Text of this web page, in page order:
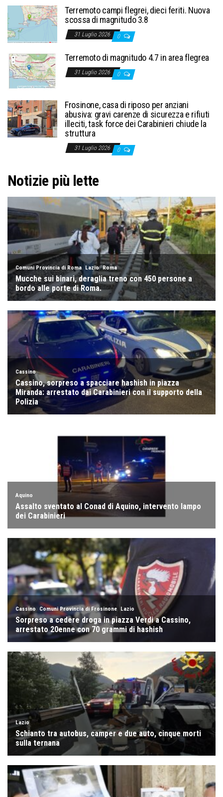
Terremoto campi flegrei, dieci feriti. Nuova
scossa di magnitudo 3.8
31 Luglio 2026 0
Terremoto di magnitudo 4.7 in area flegrea
31 Luglio 2026 0
Frosinone, casa di riposo per anziani
abusiva: gravi carenze di sicurezza e rifiuti
illeciti, task force dei Carabinieri chiude la
struttura
31 Luglio 2026 0
Notizie più lette